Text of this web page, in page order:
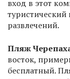
вход в этот
развлечений.
Пляж
восток,
бесплатный.